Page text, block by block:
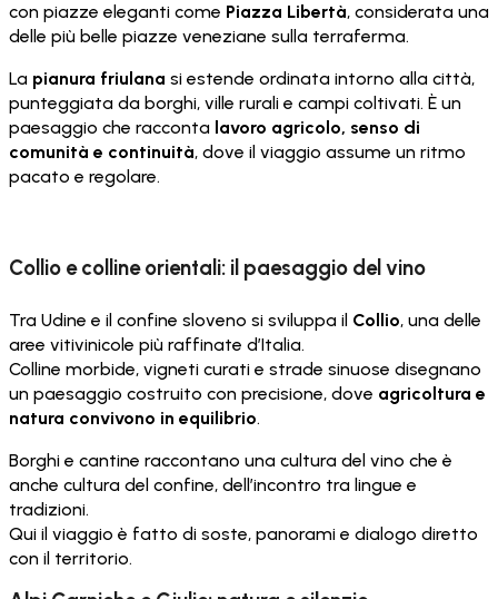
con piazze eleganti come Piazza Libertà, considerata una
delle più belle piazze veneziane sulla terraferma.
La pianura friulana si estende ordinata intorno alla città,
punteggiata da borghi, ville rurali e campi coltivati. È un
paesaggio che racconta lavoro agricolo, senso di
comunità e continuità, dove il viaggio assume un ritmo
pacato e regolare.
Collio e colline orientali: il paesaggio del vino
Tra Udine e il confine sloveno si sviluppa il Collio, una delle
aree vitivinicole più raffinate d’Italia.
Colline morbide, vigneti curati e strade sinuose disegnano
un paesaggio costruito con precisione, dove agricoltura e
natura convivono in equilibrio.
Borghi e cantine raccontano una cultura del vino che è
anche cultura del confine, dell’incontro tra lingue e
tradizioni.
Qui il viaggio è fatto di soste, panorami e dialogo diretto
con il territorio.